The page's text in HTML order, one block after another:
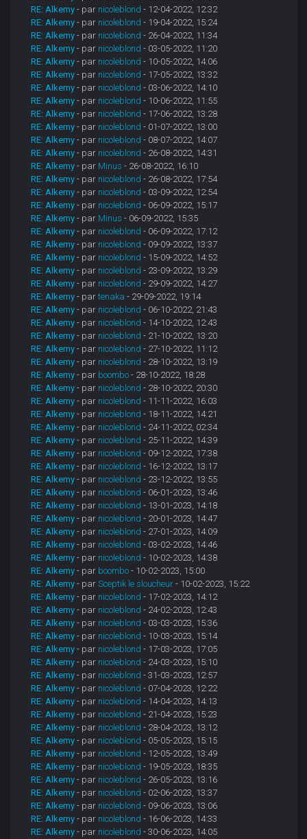
RE: Alkemy - par nicoleblond - 12-04-2022, 12:32
RE: Alkemy - par nicoleblond - 19-04-2022, 15:24
RE: Alkemy - par nicoleblond - 26-04-2022, 11:34
RE: Alkemy - par nicoleblond - 03-05-2022, 11:20
RE: Alkemy - par nicoleblond - 10-05-2022, 14:06
RE: Alkemy - par nicoleblond - 17-05-2022, 13:32
RE: Alkemy - par nicoleblond - 03-06-2022, 14:10
RE: Alkemy - par nicoleblond - 10-06-2022, 11:55
RE: Alkemy - par nicoleblond - 17-06-2022, 13:28
RE: Alkemy - par nicoleblond - 01-07-2022, 13:00
RE: Alkemy - par nicoleblond - 08-07-2022, 14:07
RE: Alkemy - par nicoleblond - 26-08-2022, 14:31
RE: Alkemy - par Minus - 26-08-2022, 16:10
RE: Alkemy - par nicoleblond - 26-08-2022, 17:54
RE: Alkemy - par nicoleblond - 03-09-2022, 12:54
RE: Alkemy - par nicoleblond - 06-09-2022, 15:17
RE: Alkemy - par Minus - 06-09-2022, 15:35
RE: Alkemy - par nicoleblond - 06-09-2022, 17:12
RE: Alkemy - par nicoleblond - 09-09-2022, 13:37
RE: Alkemy - par nicoleblond - 15-09-2022, 14:52
RE: Alkemy - par nicoleblond - 23-09-2022, 13:29
RE: Alkemy - par nicoleblond - 29-09-2022, 14:27
RE: Alkemy - partenaka - 29-09-2022, 19:14
RE: Alkemy - par nicoleblond - 06-10-2022, 21:43
RE: Alkemy - par nicoleblond - 14-10-2022, 12:43
RE: Alkemy - par nicoleblond - 21-10-2022, 13:20
RE: Alkemy - par nicoleblond - 27-10-2022, 11:12
RE: Alkemy - par nicoleblond - 28-10-2022, 13:19
RE: Alkemy - par boombo - 28-10-2022, 18:28
RE: Alkemy - par nicoleblond - 28-10-2022, 20:30
RE: Alkemy - par nicoleblond - 11-11-2022, 16:03
RE: Alkemy - par nicoleblond - 18-11-2022, 14:21
RE: Alkemy - par nicoleblond - 24-11-2022, 02:34
RE: Alkemy - par nicoleblond - 25-11-2022, 14:39
RE: Alkemy - par nicoleblond - 09-12-2022, 17:38
RE: Alkemy - par nicoleblond - 16-12-2022, 13:17
RE: Alkemy - par nicoleblond - 23-12-2022, 13:55
RE: Alkemy - par nicoleblond - 06-01-2023, 13:46
RE: Alkemy - par nicoleblond - 13-01-2023, 14:18
RE: Alkemy - par nicoleblond - 20-01-2023, 14:47
RE: Alkemy - par nicoleblond - 27-01-2023, 14:09
RE: Alkemy - par nicoleblond - 03-02-2023, 14:46
RE: Alkemy - par nicoleblond - 10-02-2023, 14:38
RE: Alkemy - par boombo - 10-02-2023, 15:00
RE: Alkemy - parSceptik le sloucheur - 10-02-2023, 15:22
RE: Alkemy - par nicoleblond - 17-02-2023, 14:12
RE: Alkemy - par nicoleblond - 24-02-2023, 12:43
RE: Alkemy - par nicoleblond - 03-03-2023, 15:36
RE: Alkemy - par nicoleblond - 10-03-2023, 15:14
RE: Alkemy - par nicoleblond - 17-03-2023, 17:05
RE: Alkemy - par nicoleblond - 24-03-2023, 15:10
RE: Alkemy - par nicoleblond - 31-03-2023, 12:57
RE: Alkemy - par nicoleblond - 07-04-2023, 12:22
RE: Alkemy - par nicoleblond - 14-04-2023, 14:13
RE: Alkemy - par nicoleblond - 21-04-2023, 15:23
RE: Alkemy - par nicoleblond - 28-04-2023, 13:12
RE: Alkemy - par nicoleblond - 05-05-2023, 15:15
RE: Alkemy - par nicoleblond - 12-05-2023, 13:49
RE: Alkemy - par nicoleblond - 19-05-2023, 18:35
RE: Alkemy - par nicoleblond - 26-05-2023, 13:16
RE: Alkemy - par nicoleblond - 02-06-2023, 13:37
RE: Alkemy - par nicoleblond - 09-06-2023, 13:06
RE: Alkemy - par nicoleblond - 16-06-2023, 14:33
RE: Alkemy - par nicoleblond - 30-06-2023, 14:05